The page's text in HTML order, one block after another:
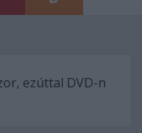
ezúttal DVD-n